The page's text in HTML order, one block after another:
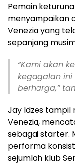
Pemain
menyampaikan
Venezia yang
sepanjang
“Kami akan
kegagalan
berharga,”
Jay Idzes tampil
Venezia,
sebagai starter.
performa
sejumlah klub